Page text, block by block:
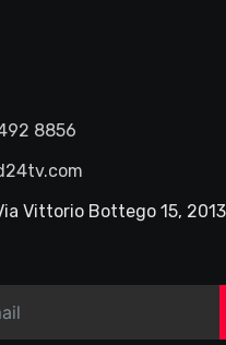
8856
Vittorio Bottego 15,